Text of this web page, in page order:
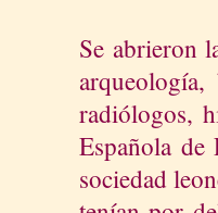
Se abrieron
radiólogos,
Española de
sociedad